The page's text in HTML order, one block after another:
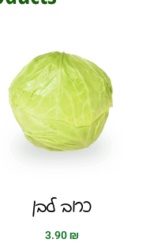
כרוב לבן
3.90₪